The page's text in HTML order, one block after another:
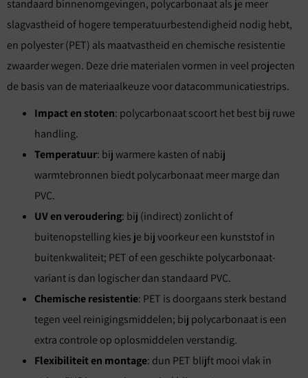
standaard binnenomgevingen, polycarbonaat als je meer
slagvastheid of hogere temperatuurbestendigheid nodig hebt,
en polyester (PET) als maatvastheid en chemische resistentie
zwaarder wegen. Deze drie materialen vormen in veel projecten
de basis van de materiaalkeuze voor datacommunicatiestrips.
Impact en stoten: polycarbonaat scoort het best bij ruwe
handling.
Temperatuur: bij warmere kasten of nabij
warmtebronnen biedt polycarbonaat meer marge dan
PVC.
UV en veroudering: bij (indirect) zonlicht of
buitenopstelling kies je bij voorkeur een kunststof in
buitenkwaliteit; PET of een geschikte polycarbonaat-
variant is dan logischer dan standaard PVC.
Chemische resistentie: PET is doorgaans sterk bestand
tegen veel reinigingsmiddelen; bij polycarbonaat is een
extra controle op oplosmiddelen verstandig.
Flexibiliteit en montage: dun PET blijft mooi vlak in